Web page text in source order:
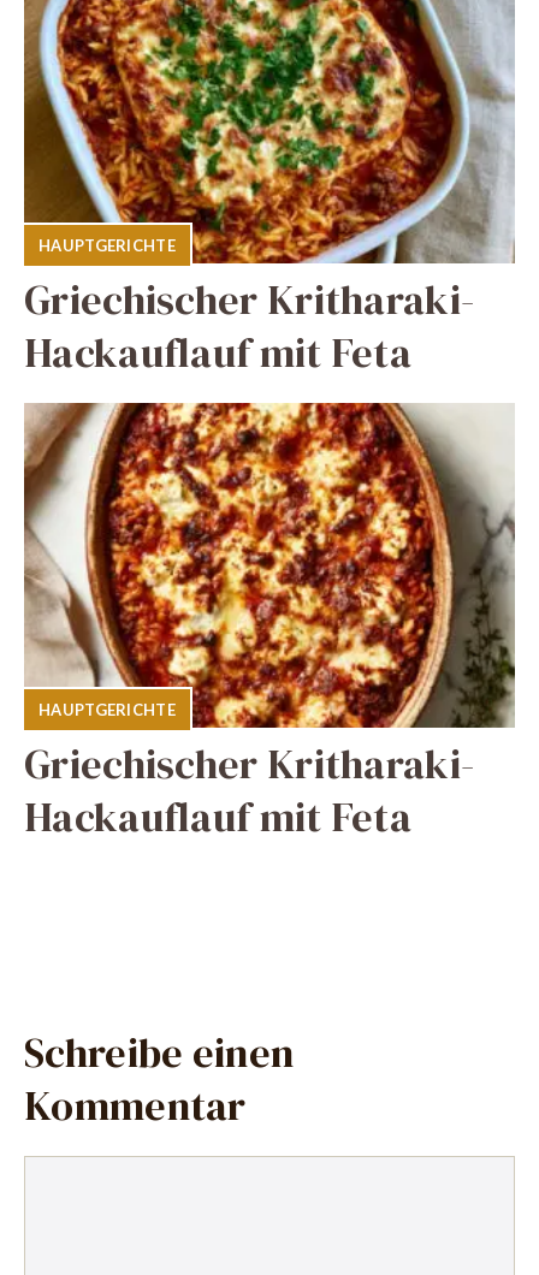
HAUPTGERICHTE
Griechischer Kritharaki-
Hackauflauf mit Feta
HAUPTGERICHTE
Griechischer Kritharaki-
Hackauflauf mit Feta
Schreibe einen
Kommentar